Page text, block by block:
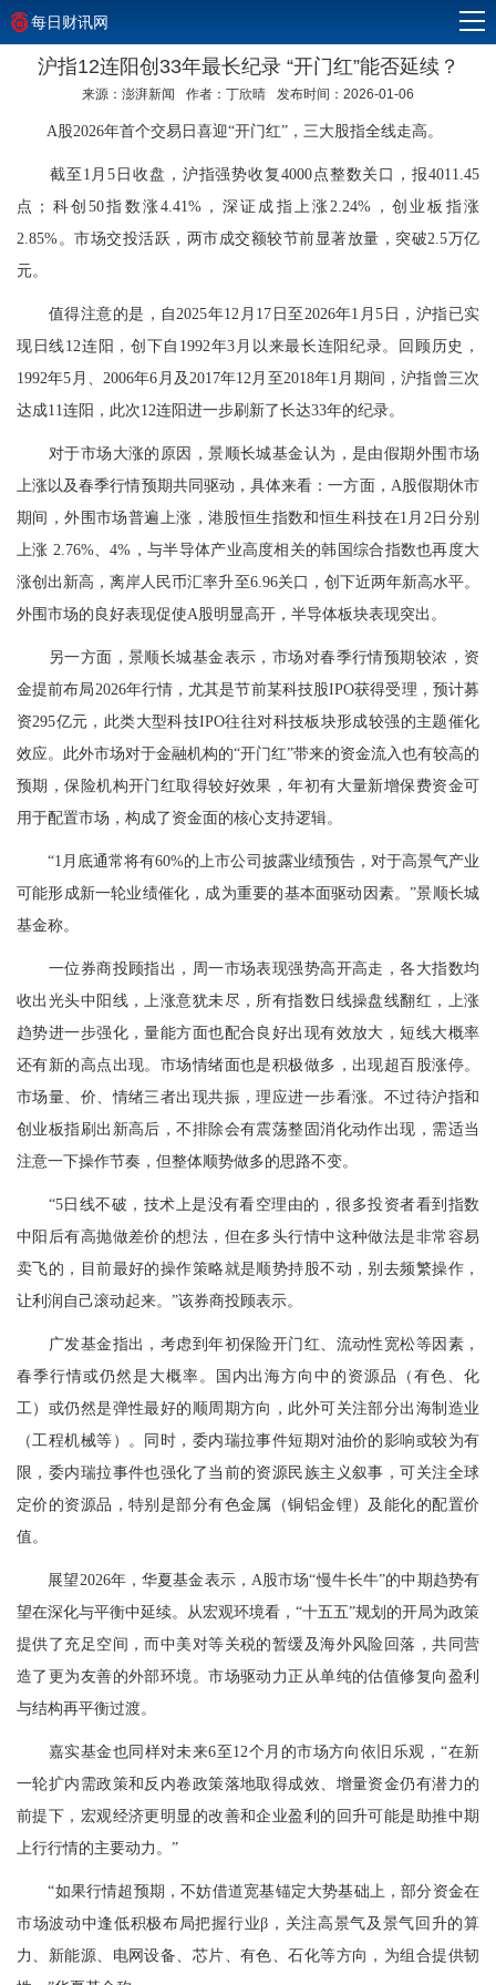
每日财讯网
沪指12连阳创33年最长纪录 “开门红”能否延续？
来源：澎湃新闻 作者：丁欣晴 发布时间：2026-01-06
A股2026年首个交易日喜迎“开门红”，三大股指全线走高。
截至1月5日收盘，沪指强势收复4000点整数关口，报4011.45
点；科创50指数涨4.41%，深证成指上涨2.24%，创业板指涨
2.85%。市场交投活跃，两市成交额较节前显著放量，突破2.5万亿
元。
值得注意的是，自2025年12月17日至2026年1月5日，沪指已实
现日线12连阳，创下自1992年3月以来最长连阳纪录。回顾历史，
1992年5月、2006年6月及2017年12月至2018年1月期间，沪指曾三次
达成11连阳，此次12连阳进一步刷新了长达33年的纪录。
对于市场大涨的原因，景顺长城基金认为，是由假期外围市场
上涨以及春季行情预期共同驱动，具体来看：一方面，A股假期休市
期间，外围市场普遍上涨，港股恒生指数和恒生科技在1月2日分别
上涨 2.76%、4%，与半导体产业高度相关的韩国综合指数也再度大
涨创出新高，离岸人民币汇率升至6.96关口，创下近两年新高水平。
外围市场的良好表现促使A股明显高开，半导体板块表现突出。
另一方面，景顺长城基金表示，市场对春季行情预期较浓，资
金提前布局2026年行情，尤其是节前某科技股IPO获得受理，预计募
资295亿元，此类大型科技IPO往往对科技板块形成较强的主题催化
效应。此外市场对于金融机构的“开门红”带来的资金流入也有较高的
预期，保险机构开门红取得较好效果，年初有大量新增保费资金可
用于配置市场，构成了资金面的核心支持逻辑。
“1月底通常将有60%的上市公司披露业绩预告，对于高景气产业
可能形成新一轮业绩催化，成为重要的基本面驱动因素。”景顺长城
基金称。
一位券商投顾指出，周一市场表现强势高开高走，各大指数均
收出光头中阳线，上涨意犹未尽，所有指数日线操盘线翻红，上涨
趋势进一步强化，量能方面也配合良好出现有效放大，短线大概率
还有新的高点出现。市场情绪面也是积极做多，出现超百股涨停。
市场量、价、情绪三者出现共振，理应进一步看涨。不过待沪指和
创业板指刷出新高后，不排除会有震荡整固消化动作出现，需适当
注意一下操作节奏，但整体顺势做多的思路不变。
“5日线不破，技术上是没有看空理由的，很多投资者看到指数
中阳后有高抛做差价的想法，但在多头行情中这种做法是非常容易
卖飞的，目前最好的操作策略就是顺势持股不动，别去频繁操作，
让利润自己滚动起来。”该券商投顾表示。
广发基金指出，考虑到年初保险开门红、流动性宽松等因素，
春季行情或仍然是大概率。国内出海方向中的资源品（有色、化
工）或仍然是弹性最好的顺周期方向，此外可关注部分出海制造业
（工程机械等）。同时，委内瑞拉事件短期对油价的影响或较为有
限，委内瑞拉事件也强化了当前的资源民族主义叙事，可关注全球
定价的资源品，特别是部分有色金属
（铜铝金锂）及能化的配置价
值。
展望2026年，华夏基金表示，A股市场“慢牛长牛”的中期趋势有
望在深化与平衡中延续。从宏观环境看，“十五五”规划的开局为政策
提供了充足空间，而中美对等关税的暂缓及海外风险回落，共同营
造了更为友善的外部环境。市场驱动力 正从单纯的估值修复向盈利
与结构再平衡过渡。
嘉实基金也同样对未来6至12个月的市场方向依旧乐观，“在新
一轮扩内需政策和反内卷政策落地取得成效、增量资金仍有潜力的
前提下，宏观经济更明显的改善和企业盈利的回升可能是助推中期
上行行情的主要动力。”
“如果行情超预期，不妨借道宽基锚定大势基础上，部分资金在
市场波动中逢低积极布局把握行业β，关注高景气及景气回升的算
力、 新能源、 电网设备、芯片、有色、石化等方向，为组合提供韧